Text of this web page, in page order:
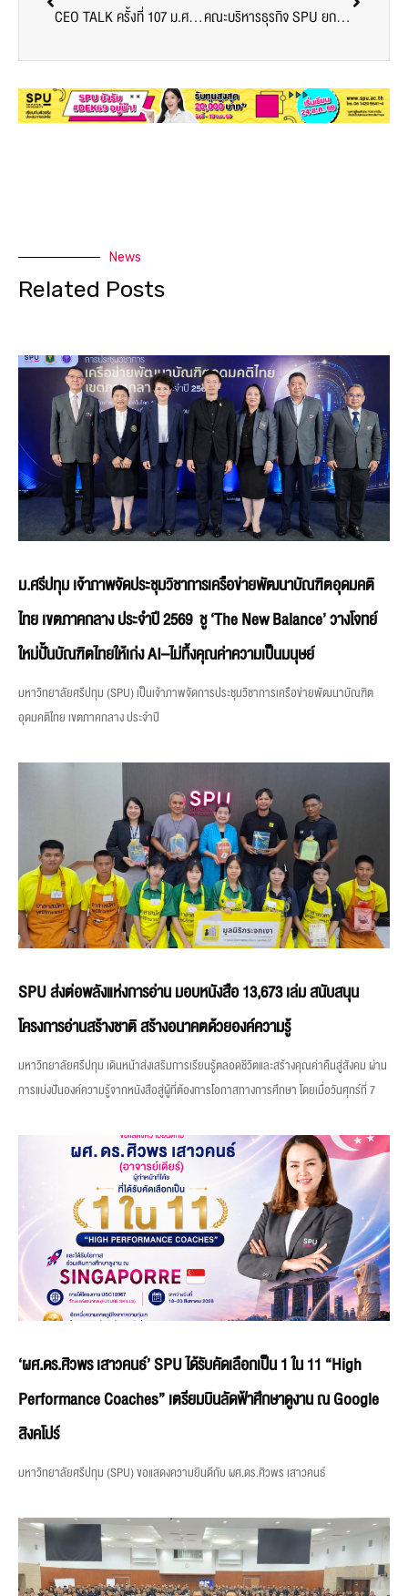
CEO TALK ครั้งที่ 107 ม.ศรีปทุม เปิดมุมมอง Likability อาวุธลับมนุษย์พลังที่ AI ทดแทนไม่ได้!
คณะบริหารธุรกิจ SPU ยกระดับทักษะ e-Commerce ดึงทีม ‘Shopee’ ถ่ายทอดประสบการณ์จริง สร้างผู้ประกอบการดิจิทัลรุ่นใหม่
News
Related Posts
ม.ศรีปทุม เจ้าภาพจัดประชุมวิชาการเครือข่ายพัฒนาบัณฑิตอุดมคติ
ไทย เขตภาคกลาง ประจำปี 2569 ชู ‘The New Balance’ วางโจทย์
ใหม่ปั้นบัณฑิตไทยให้เก่ง AI–ไม่ทิ้งคุณค่าความเป็นมนุษย์
มหาวิทยาลัยศรีปทุม (SPU) เป็นเจ้าภาพจัดการประชุมวิชาการเครือข่ายพัฒนาบัณฑิต
อุดมคติไทย เขตภาคกลาง ประจำปี
SPU ส่งต่อพลังแห่งการอ่าน มอบหนังสือ 13,673 เล่ม สนับสนุน
โครงการอ่านสร้างชาติ สร้างอนาคตด้วยองค์ความรู้
มหาวิทยาลัยศรีปทุม เดินหน้าส่งเสริมการเรียนรู้ตลอดชีวิตและสร้างคุณค่าคืนสู่สังคม ผ่าน
การแบ่งปันองค์ความรู้จากหนังสือสู่ผู้ที่ต้องการโอกาสทางการศึกษา โดยเมื่อวันศุกร์ที่ 7
‘ผศ.ดร.ศิวพร เสาวคนธ์’ SPU ได้รับคัดเลือกเป็น 1 ใน 11 “High
Performance Coaches” เตรียมบินลัดฟ้าศึกษาดูงาน ณ Google
สิงคโปร์
มหาวิทยาลัยศรีปทุม (SPU) ขอแสดงความยินดีกับ ผศ.ดร.ศิวพร เสาวคนธ์